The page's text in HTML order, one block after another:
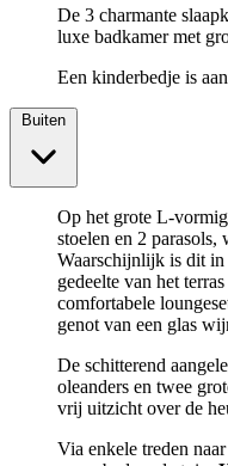
De 3 charmante
luxe badkamer met
Een kinderbedje is
Op het grote L-
stoelen en 2
Waarschijnlijk is dit in
gedeelte van het
comfortabele
genot van een glas
De schitterend
oleanders en twee
vrij uitzicht over de
Via enkele treden